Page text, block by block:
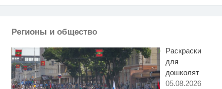
Регионы и общество
Раскраски
для
дошколят
05.08.2026
Королева вагона отожгла! Видео
Ржу не переставая, это видео